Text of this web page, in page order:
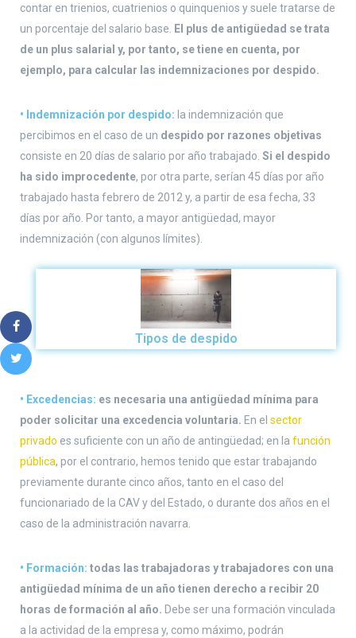
contar en trienios, cuatrienios o quinquenios y suele tratarse de
un porcentaje del salario base. El plus de antigüedad se trata
de un plus salarial y, por tanto, se tiene en cuenta, por
ejemplo, para calcular las indemnizaciones por despido.
• Indemnización por despido: la indemnización que
percibimos en el caso de un despido por razones objetivas
consiste en 20 días de salario por año trabajado. Si el despido
ha sido improcedente, por otra parte, serían 45 días por año
trabajado hasta febrero de 2012 y, a partir de esa fecha, 33
días por año. Por tanto, a mayor antigüedad, mayor
indemnización (con algunos límites).
Tipos de despido
• Excedencias: es necesaria una antigüedad mínima para
poder solicitar una excedencia voluntaria. En el sector
privado es suficiente con un año de antingüedad; en la función
pública, por el contrario, hemos tenido que estar trabajando
previamente durante cinco años, tanto en el caso del
funcionariado de la CAV y del Estado, o durante dos años en el
caso de la administración navarra.
• Formación: todas las trabajadoras y trabajadores con una
antigüedad mínima de un año tienen derecho a recibir 20
horas de formación al año. Debe ser una formación vinculada
a la actividad de la empresa y, como máximo, podrán